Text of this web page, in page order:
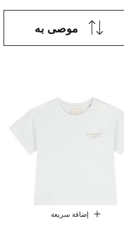
موصى به
إضافة سريعة